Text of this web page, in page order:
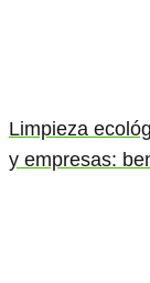
Limpieza
y empresas: